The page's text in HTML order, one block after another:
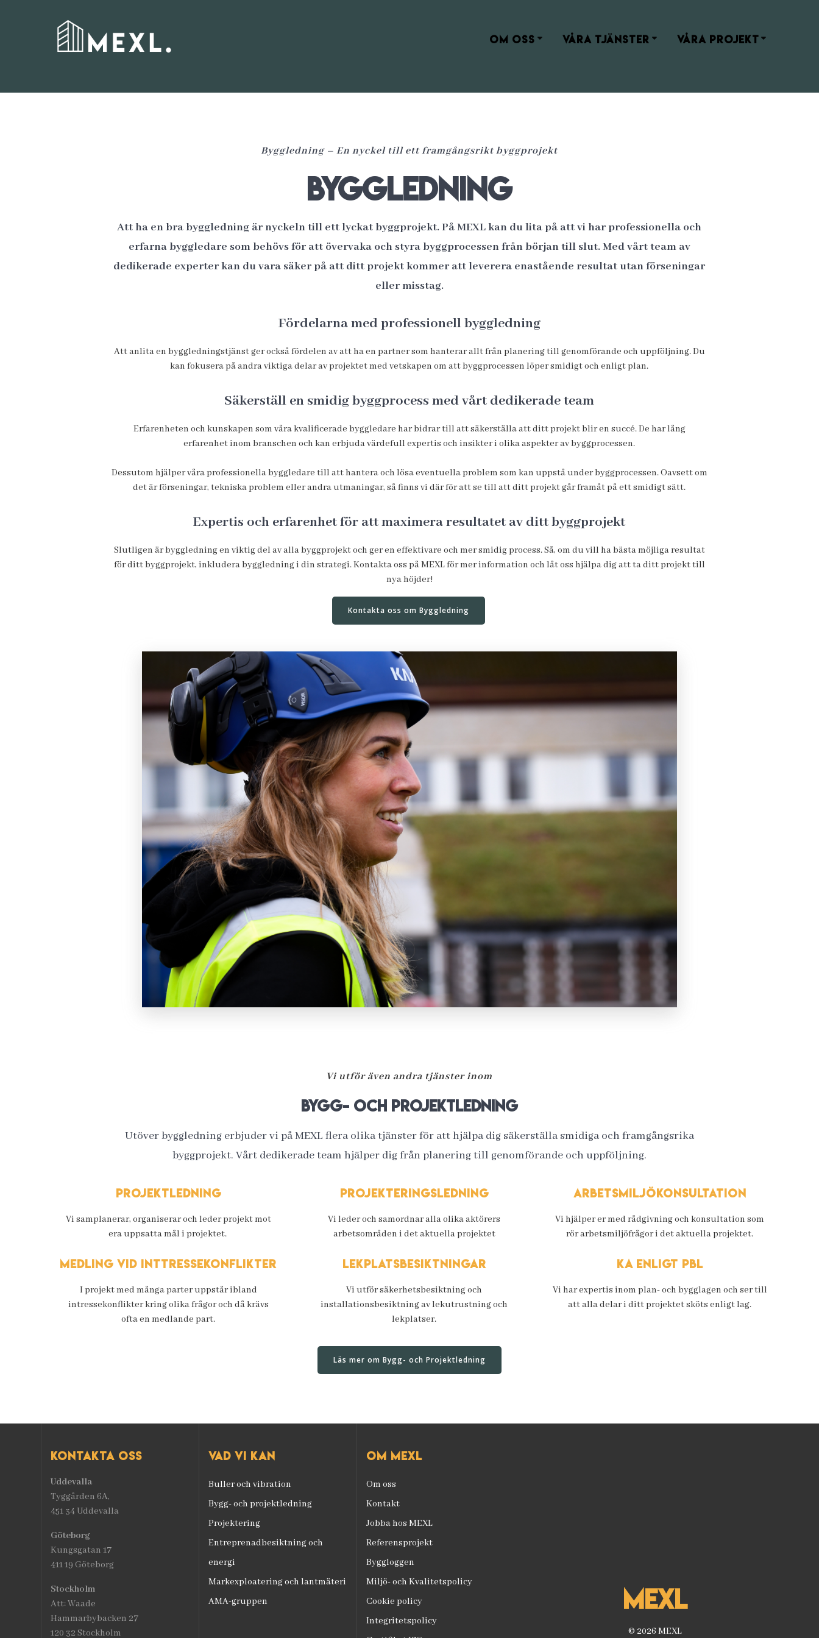
OM OSS VÅRA TJÄNSTER VÅRA PROJEKT
Byggledning – En nyckel till ett framgångsrikt byggprojekt
Byggledning
Att ha en bra byggledning är nyckeln till ett lyckat byggprojekt. På MEXL kan du lita på att vi har professionella och
erfarna byggledare som behövs för att övervaka och styra byggprocessen från början till slut. Med vårt team av
dedikerade experter kan du vara säker på att ditt projekt kommer att leverera enastående resultat utan förseningar
eller misstag.
Fördelarna med professionell byggledning
Att anlita en byggledningstjänst ger också fördelen av att ha en partner som hanterar allt från planering till genomförande och uppföljning. Du
kan fokusera på andra viktiga delar av projektet med vetskapen om att byggprocessen löper smidigt och enligt plan.
Säkerställ en smidig byggprocess med vårt dedikerade team
Erfarenheten och kunskapen som våra kvalificerade byggledare har bidrar till att säkerställa att ditt projekt blir en succé. De har lång
erfarenhet inom branschen och kan erbjuda värdefull expertis och insikter i olika aspekter av byggprocessen.
Dessutom hjälper våra professionella byggledare till att hantera och lösa eventuella problem som kan uppstå under byggprocessen. Oavsett om
det är förseningar, tekniska problem eller andra utmaningar, så finns vi där för att se till att ditt projekt går framåt på ett smidigt sätt.
Expertis och erfarenhet för att maximera resultatet av ditt byggprojekt
Slutligen är byggledning en viktig del av alla byggprojekt och ger en effektivare och mer smidig process. Så, om du vill ha bästa möjliga resultat
för ditt byggprojekt, inkludera byggledning i din strategi. Kontakta oss på MEXL för mer information och låt oss hjälpa dig att ta ditt projekt till
nya höjder!
Kontakta oss om Byggledning
Vi utför även andra tjänster inom
Bygg- och projektledning
Utöver byggledning erbjuder vi på MEXL flera olika tjänster för att hjälpa dig säkerställa smidiga och framgångsrika
byggprojekt. Vårt dedikerade team hjälper dig från planering till genomförande och uppföljning.
Projektledning
Vi samplanerar, organiserar och leder projekt mot
era uppsatta mål i projektet.
Projekteringsledning
Vi leder och samordnar alla olika aktörers
arbetsområden i det aktuella projektet
Arbetsmiljökonsultation
Vi hjälper er med rådgivning och konsultation som
rör arbetsmiljöfrågor i det aktuella projektet.
Medling vid inttressekonflikter
I projekt med många parter uppstår ibland
intressekonflikter kring olika frågor och då krävs
ofta en medlande part.
Lekplatsbesiktningar
Vi utför säkerhetsbesiktning och
installationsbesiktning av lekutrustning och
lekplatser.
KA enligt PBL
Vi har expertis inom plan- och bygglagen och ser till
att alla delar i ditt projektet sköts enligt lag.
Läs mer om Bygg- och Projektledning
Kontakta oss
Uddevalla
Tyggården 6A,
451 34 Uddevalla
Göteborg
Kungsgatan 17
411 19 Göteborg
Stockholm
Att: Waade
Hammarbybacken 27
120 32 Stockholm
Vad vi kan
Buller och vibration
Bygg- och projektledning
Projektering
Entreprenadbesiktning och
energi
Markexploatering och lantmäteri
AMA-gruppen
Om mexl
Om oss
Kontakt
Jobba hos MEXL
Referensprojekt
Byggloggen
Miljö- och Kvalitetspolicy
Cookie policy
Integritetspolicy
MEXL
© 2026 MEXL